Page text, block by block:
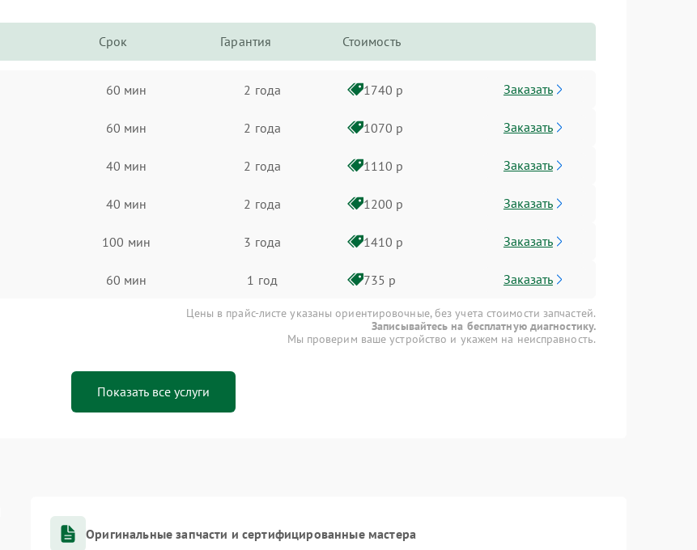
Срок Гарантия Стоимость
60 мин 2 года 1740 р Заказать
60 мин 2 года 1070 р Заказать
40 мин 2 года 1110 р Заказать
40 мин 2 года 1200 р Заказать
100 мин 3 года 1410 р Заказать
60 мин 1 год 735 р Заказать
Цены в прайс-листе указаны ориентировочные, без учета стоимости запчастей.
Записывайтесь на бесплатную диагностику.
Мы проверим ваше устройство и укажем на неисправность.
Показать все услуги
Оригинальные запчасти и сертифицированные мастера